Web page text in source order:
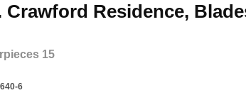
Residence,
15
6